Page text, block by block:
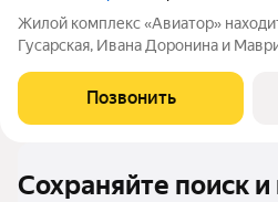
Жилой комплекс «Авиатор»
Гусарская, Ивана Доронина и
важно быстро добраться до центра
транспортная развязка с большим
Позвонить
Сохраняйте поиск и